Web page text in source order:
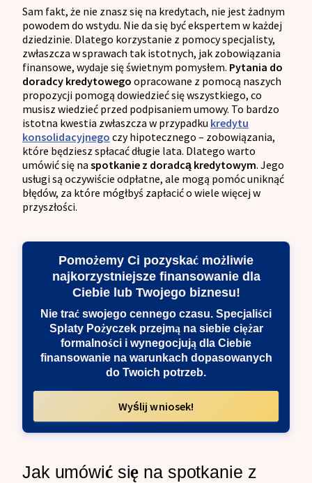
Sam fakt, że nie znasz się na kredytach, nie jest żadnym
powodem do wstydu. Nie da się być ekspertem w każdej
dziedzinie. Dlatego korzystanie z pomocy specjalisty,
zwłaszcza w sprawach tak istotnych, jak zobowiązania
finansowe, wydaje się świetnym pomysłem. Pytania do
doradcy kredytowego opracowane z pomocą naszych
propozycji pomogą dowiedzieć się wszystkiego, co
musisz wiedzieć przed podpisaniem umowy. To bardzo
istotna kwestia zwłaszcza w przypadku kredytu
konsolidacyjnego czy hipotecznego – zobowiązania,
które będziesz spłacać długie lata. Dlatego warto
umówić się na spotkanie z doradcą kredytowym. Jego
usługi są oczywiście odpłatne, ale mogą pomóc uniknąć
błędów, za które mógłbyś zapłacić o wiele więcej w
przyszłości.
Pomożemy Ci pozyskać możliwie
najkorzystniejsze finansowanie dla
Ciebie lub Twojego biznesu!
Nie trać swojego cennego czasu. Specjaliści
Spłaty Pożyczek przejmą na siebie ciężar
formalności i wynegocjują dla Ciebie
finansowanie na warunkach dopasowanych
do Twoich potrzeb.
Wyślij wniosek!
Jak umówić się na spotkanie z